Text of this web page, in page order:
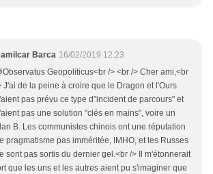
Barca 16/02/2019 12:23
Geopoliticus<br /> <br /> Cher ami,<br
J'ai de la peine à croire que le Dragon et l'Ours
pas prévu ce type d"incident de parcours" et
pas une solution "clés en mains", voire un
B. Les communistes chinois ont une réputation
pragmatisme pas imméritée, IMHO, et les Russes
sont pas sortis du dernier gel.<br /> Il m'étonnerait
que les uns et les autres aient pu s'imaginer que